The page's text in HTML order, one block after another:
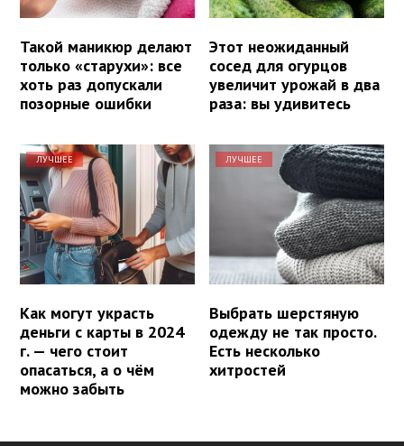
Такой маникюр делают
только «старухи»: все
хоть раз допускали
позорные ошибки
Этот неожиданный
сосед для огурцов
увеличит урожай в два
раза: вы удивитесь
ЛУЧШЕЕ
Как могут украсть
деньги с карты в 2024
г. — чего стоит
опасаться, а о чём
можно забыть
ЛУЧШЕЕ
Выбрать шерстяную
одежду не так просто.
Есть несколько
хитростей